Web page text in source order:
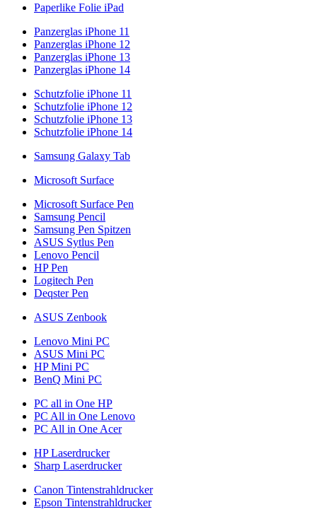
Paperlike Folie iPad
Panzerglas iPhone 11
Panzerglas iPhone 12
Panzerglas iPhone 13
Panzerglas iPhone 14
Schutzfolie iPhone 11
Schutzfolie iPhone 12
Schutzfolie iPhone 13
Schutzfolie iPhone 14
Samsung Galaxy Tab
Microsoft Surface
Microsoft Surface Pen
Samsung Pencil
Samsung Pen Spitzen
ASUS Sytlus Pen
Lenovo Pencil
HP Pen
Logitech Pen
Deqster Pen
ASUS Zenbook
Lenovo Mini PC
ASUS Mini PC
HP Mini PC
BenQ Mini PC
PC all in One HP
PC All in One Lenovo
PC All in One Acer
HP Laserdrucker
Sharp Laserdrucker
Canon Tintenstrahldrucker
Epson Tintenstrahldrucker